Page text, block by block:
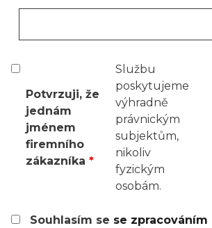
Potvrzuji, že
jednám
jménem
firemního
zákazníka*
Službu
poskytujeme
výhradně
právnickým
subjektům,
nikoliv
fyzickým
osobám.
Souhlasím se se zpracováním